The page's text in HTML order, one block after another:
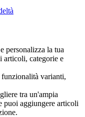
personalizza la tua
articoli, categorie e
varianti,
tra un'ampia
puoi aggiungere articoli